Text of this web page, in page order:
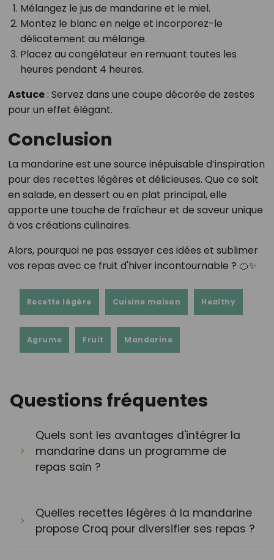
Mélangez le jus de mandarine et le miel.
Montez le blanc en neige et incorporez-le
délicatement au mélange.
Placez au congélateur en remuant toutes les
heures pendant 4 heures.
Astuce: Servez dans une coupe décorée de zestes
pour un effet élégant.
Conclusion
La mandarine est une source inépuisable d’inspiration
pour des recettes légères et délicieuses. Que ce soit
en salade, en dessert ou en plat principal, elle
apporte une touche de fraîcheur et de saveur unique
à vos créations culinaires.
Alors, pourquoi ne pas essayer ces idées et sublimer
vos repas avec ce fruit d'hiver incontournable ? 🍊✨
Recette légère Cuisine maison Healthy
Agrume Fruit Mandarine
Questions fréquentes
Quels sont les avantages d'intégrer la
mandarine dans un programme de
repas sain ?
Quelles recettes légères à la mandarine
propose Croq pour diversifier ses repas ?